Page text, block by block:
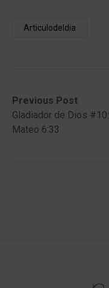
Articulodeldia
Post
navigation
Previous Post
Previous
post:Gladiador de Dios #10:
Mateo 6:33
Next
post: